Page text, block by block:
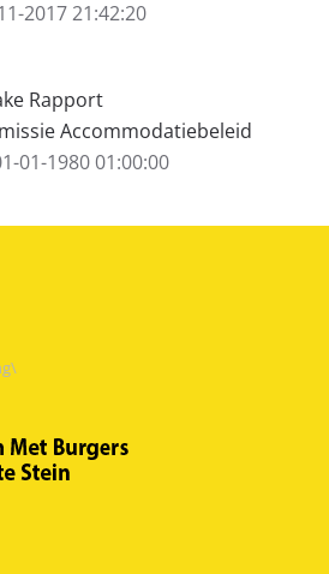
2017 21:42:20
Rapport
Accommodatiebeleid
01-1980 01:00:00